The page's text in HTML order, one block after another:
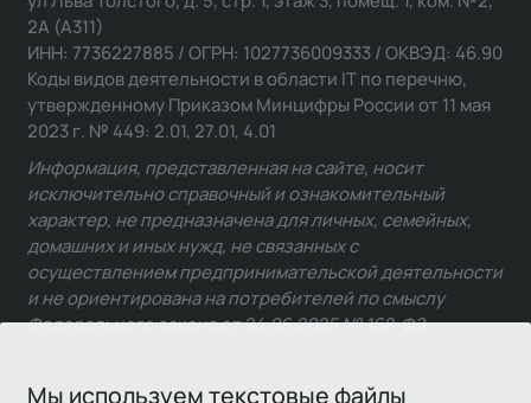
Мы используем текстовые файлы
2А (А311)
ИНН: 7736227885 / ОГРН: 1027736009333 / ОКВЭД: 46.90
Коды видов деятельности в области IT по перечню,
утвержденному Приказом Минцифры России от 11 мая
2023 г. № 449: 2.01, 27.01, 4.01
Информация, представленная на сайте, носит
исключительно справочный и ознакомительный
характер, не предназначена для личных, семейных,
домашних и иных нужд, не связанных с
осуществлением предпринимательской деятельности
и не ориентирована на потребителей по смыслу
Федерального закона от 24.06.2025 № 168-ФЗ.